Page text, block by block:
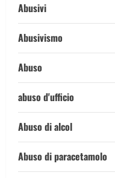
Abusivi
Abusivismo
Abuso
abuso d'ufficio
Abuso di alcol
Abuso di paracetamolo